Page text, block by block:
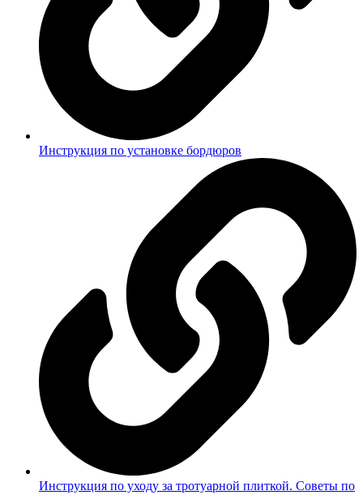
Инструкция по установке бордюров
Инструкция по уходу за тротуарной плиткой. Советы по